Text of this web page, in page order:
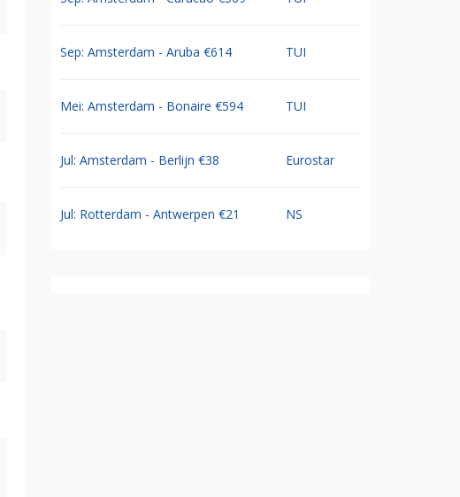
Sep: Amsterdam - Aruba €614 TUI
Mei: Amsterdam - Bonaire €594 TUI
Jul: Amsterdam - Berlijn €38 Eurostar
Jul: Rotterdam - Antwerpen €21 NS